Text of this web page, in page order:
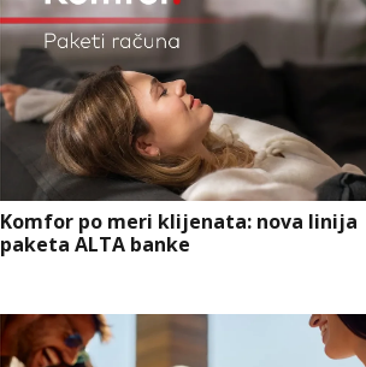
Komfor po meri klijenata: nova linija
paketa ALTA banke